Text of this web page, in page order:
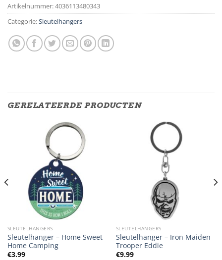
Artikelnummer:4036113480343
Categorie:Sleutelhangers
GERELATEERDE PRODUCTEN
SLEUTELHANGERS
Sleutelhanger – Home Sweet
Home Camping
€3.99
SLEUTELHANGERS
Sleutelhanger – Iron Maiden
Trooper Eddie
€9.99